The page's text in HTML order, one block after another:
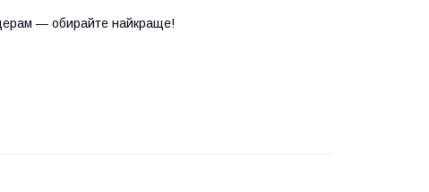
— обирайте найкраще!